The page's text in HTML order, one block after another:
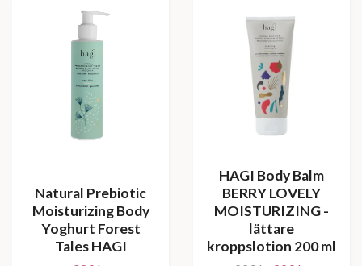
Natural Prebiotic
Moisturizing Body
Yoghurt Forest
Tales HAGI
HAGI Body Balm
BERRY LOVELY
MOISTURIZING -
lättare
kroppslotion 200 ml